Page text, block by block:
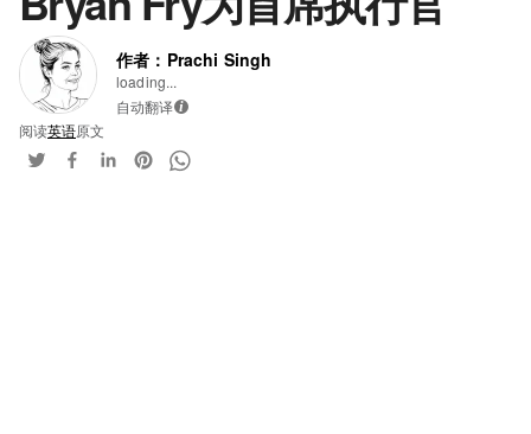
作者：Prachi Singh
loading...
自动翻译 i
阅读英语原文